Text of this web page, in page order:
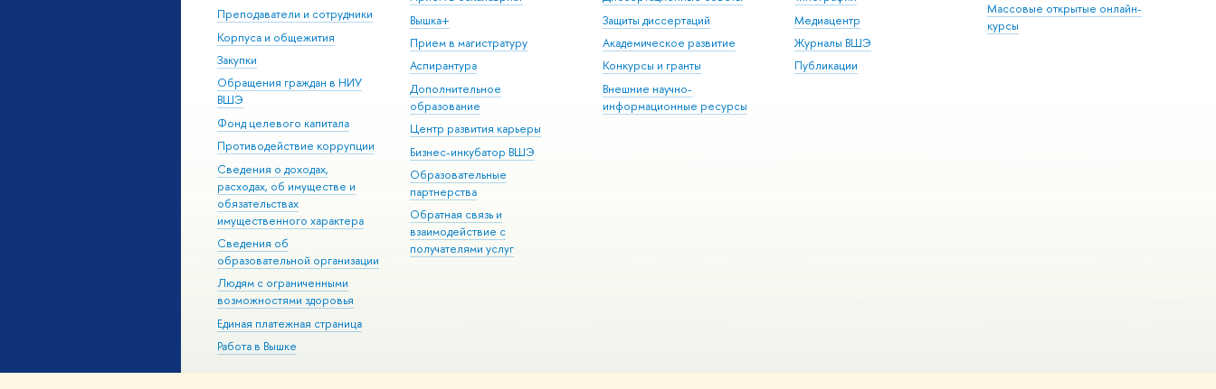
Преподаватели и сотрудники
Корпуса и общежития
Закупки
Обращения граждан в НИУ
ВШЭ
Фонд целевого капитала
Противодействие коррупции
Сведения о доходах,
расходах, об имуществе и
обязательствах
имущественного характера
Сведения об
образовательной организации
Людям с ограниченными
возможностями здоровья
Единая платежная страница
Работа в Вышке
Вышка+
Прием в магистратуру
Аспирантура
Дополнительное
образование
Центр развития карьеры
Бизнес-инкубатор ВШЭ
Образовательные
партнерства
Обратная связь и
взаимодействие с
получателями услуг
Защиты диссертаций
Академическое развитие
Конкурсы и гранты
Внешние научно-
информационные ресурсы
Медиацентр
Журналы ВШЭ
Публикации
Массовые открытые онлайн-
курсы